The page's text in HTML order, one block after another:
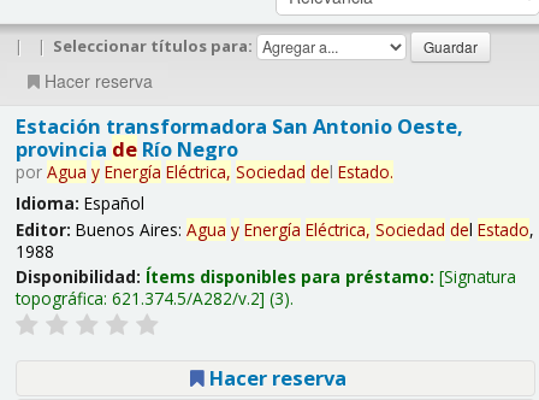
| | Seleccionar títulos para:
Hacer reserva
Estación transformadora San Antonio Oeste,
provincia deRío Negro
por Agua y Energía Eléctrica, Sociedad del Estado.
Idioma: Español
Editor: Buenos Aires: Agua y Energía Eléctrica, Sociedad del Estado,
1988
Disponibilidad: Ítems disponibles para préstamo: Signatura
topográfica: 621.374.5/A282/v.2 (3).
Hacer reserva